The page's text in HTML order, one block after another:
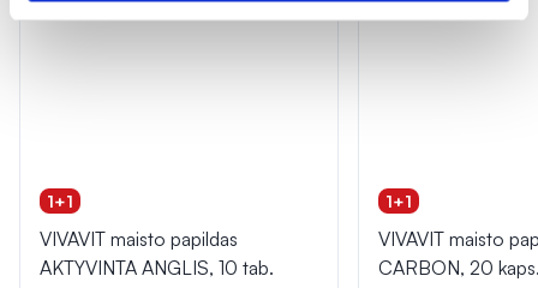
1+1
VIVAVIT maisto papildas
AKTYVINTA ANGLIS, 10 tab.
1+1
VIVAVIT maisto
CARBON, 20